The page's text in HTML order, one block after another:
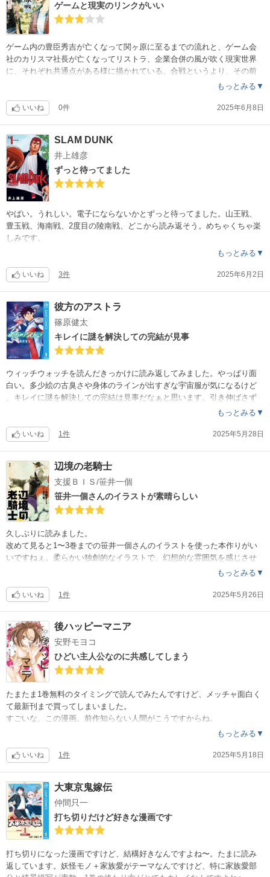
ゲームと現実のリンクがいい
ゲーム内の豊臣秀吉が亡くなって関ヶ原に至るまでの流れと、ゲーム会
社のカリスマ社長が亡くなってリストラ、企業合併の風が吹く現実世界
に、それぞれ共通点がある様に描かれている。合戦というより、その前
の毛利・小早川を仲間にするための説得などの交渉をメインに進んでい
じたら「そういうことか〜」となりました。面白かった。
もっとみる▼
いいね 0件 2025年6月8日
SLAM DUNK
井上雄彦
ずっと待ってました
やばい。うれしい。電子にならないかとずっと待ってました。山王戦、
豊玉戦、海南戦、2度目の陵南戦、どこから読み返そう。めちゃくちゃ楽
しみです。
もっとみる▼
いいね 3件 2025年6月2日
彼方のアストラ
篠原健太
キレイに謎を解決しての完結が見事
ウィッチウォッチを読んだきっかけに読み返してみました。やっぱり面
白い。多少絵の古臭さや身体のラインが出すぎな宇宙服が気になるけど
、キレイに謎を解決しての完結は見事だなぁと思います。引き伸ばさず
に、ギュっと圧縮して5巻にまとまっているいるところがいいですね。一
物語。
もっとみる▼
いいね 1件 2025年5月28日
辺境の老騎士
支援ＢＩＳ/笹井一個
笹井一個さんのイラストが素晴らしい
久しぶりに読みました。
改めて見ると1〜3巻までの笹井一個さんのイラストを使った本作りがい
いですねぇ。柔らかい独創的なイラストで、幻想的な雰囲気を感じさせ
旅や日常の話を読んでいたいお話でした。ユーモアも最高なんですよね
もっとみる▼
いいね 1件 2025年5月26日
後ハッピーマニア
安野モヨコ
ひどい主人公なのに共感してしまう
たまたま1巻無料のタイミングで読んでみたんですけど、メッチャ面白く
て最新刊まで買ってしまいました。
すごいな、この漫画。前作知らない人間がこうですからね。
離婚切り出されても、自業自得だとしか思えない様なひどい主人公なの
も面白く読めてしまう。
そして男性キャラが魅力的。枯れ感がすごくいい。あとフクちゃん
もっとみる▼
いいね 1件 2025年5月18日
大東京鬼嫁伝
仲間只一
打ち切りだけど好きな漫画です
打ち切りになった漫画ですけど、結構好きなんですよね〜。たまに読み
返しています。妖怪モノ＋家族愛がテーマなんですけど、特に家族愛部